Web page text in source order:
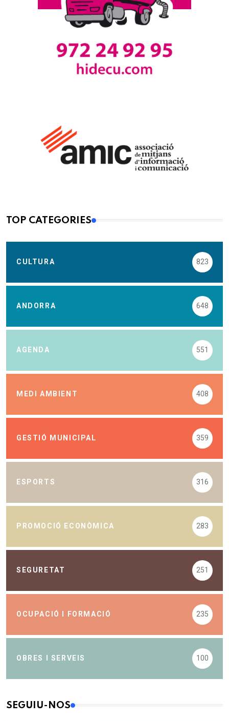
TOP CATEGORIES
CULTURA 823
ANDORRA 648
AGENDA 551
MEDI AMBIENT 408
GESTIÓ MUNICIPAL 359
ESPORTS 316
PROMOCIÓ ECONÒMICA 283
SEGURETAT 251
OCUPACIÓ I FORMACIÓ 235
OBRES I SERVEIS 100
SEGUIU-NOS